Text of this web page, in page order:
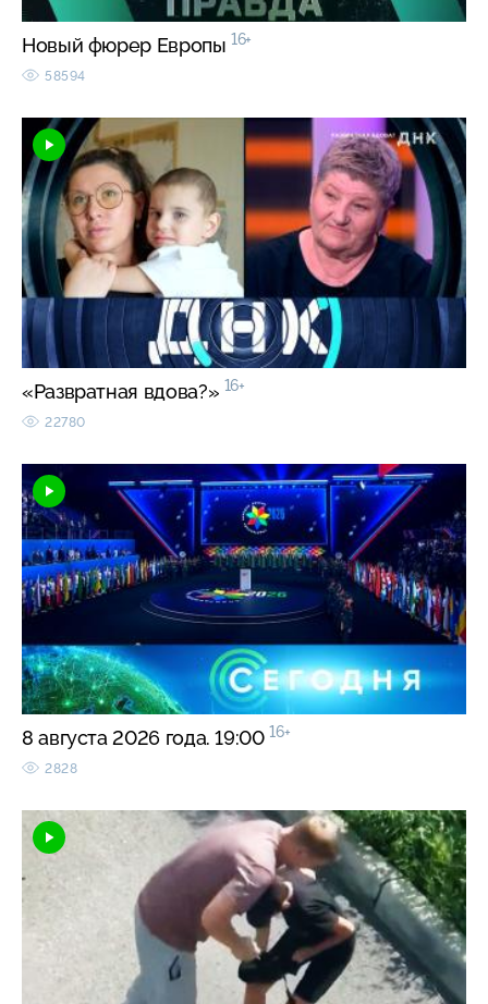
Новый фюрер Европы 16+
58594
«Развратная вдова?» 16+
22780
8 августа 2026 года. 19:00 16+
2828